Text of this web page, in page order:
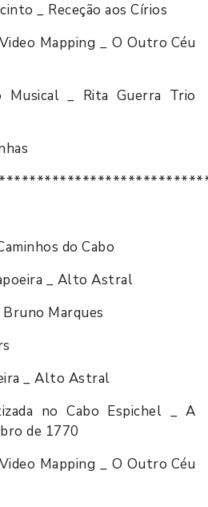
_ Receção aos Círios
Mapping _ O Outro Céu
Musical _ Rita Guerra Trio
do Cabo
_ Alto Astral
Marques
_ Alto Astral
no Cabo Espichel _ A
de 1770
Mapping _ O Outro Céu